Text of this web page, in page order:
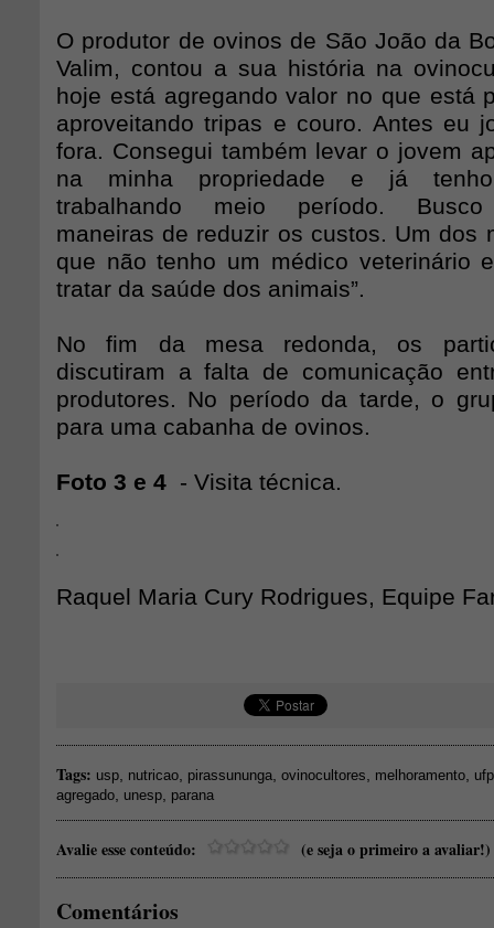
O produtor de ovinos de São João da
Valim, contou a sua história na
hoje está agregando valor no que está
aproveitando tripas e couro. Antes eu
fora. Consegui também levar o jovem
na minha propriedade e já
trabalhando meio período. Busco
maneiras de reduzir os custos. Um dos
que não tenho um médico veterinário
tratar da saúde dos animais”.
No fim da mesa redonda, os
discutiram a falta de comunicação
produtores. No período da tarde, o
para uma cabanha de ovinos.
Foto 3 e 4 - Visita técnica.
Raquel Maria Cury Rodrigues, Equipe
Tags: usp nutricao pirassununga ovinocultores melhoramento
agregado unesp parana
Avalie esse conteúdo: (e seja o primeiro a avaliar!)
Comentários